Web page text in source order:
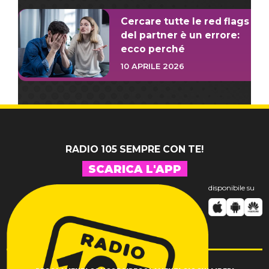
Cercare tutte le red flags
del partner è un errore:
ecco perché
10 APRILE 2026
RADIO 105 SEMPRE CON TE!
SCARICA L'APP
disponibile su